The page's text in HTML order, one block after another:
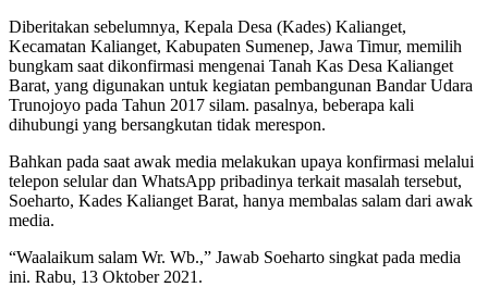
Diberitakan sebelumnya, Kepala Desa (Kades) Kalianget,
Kecamatan Kalianget, Kabupaten Sumenep, Jawa Timur, memilih
bungkam saat dikonfirmasi mengenai Tanah Kas Desa Kalianget
Barat, yang digunakan untuk kegiatan pembangunan Bandar Udara
Trunojoyo pada Tahun 2017 silam. pasalnya, beberapa kali
dihubungi yang bersangkutan tidak merespon.
Bahkan pada saat awak media melakukan upaya konfirmasi melalui
telepon selular dan WhatsApp pribadinya terkait masalah tersebut,
Soeharto, Kades Kalianget Barat, hanya membalas salam dari awak
media.
“Waalaikum salam Wr. Wb.,” Jawab Soeharto singkat pada media
ini. Rabu, 13 Oktober 2021.